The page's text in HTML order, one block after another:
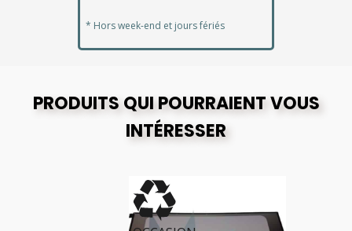
* Hors week-end et jours fériés
PRODUITS QUI POURRAIENT VOUS
INTÉRESSER